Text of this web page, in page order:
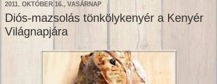
2011. OKTÓBER 16., VASÁRNAP
Diós-mazsolás tönkölykenyér a Kenyér
Világnapjára